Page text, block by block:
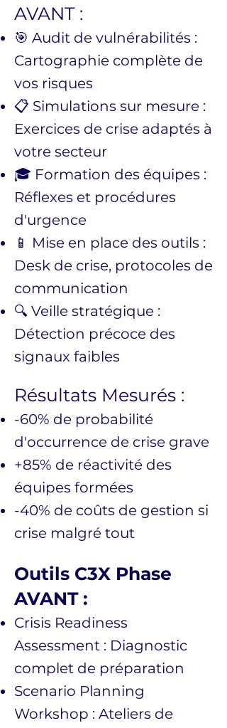
AVANT :
🎯 Audit de vulnérabilités :
Cartographie complète de
vos risques
📋 Simulations sur mesure :
Exercices de crise adaptés à
votre secteur
🎓 Formation des équipes :
Réflexes et procédures
d'urgence
📱 Mise en place des outils :
Desk de crise, protocoles de
communication
🔍 Veille stratégique :
Détection précoce des
signaux faibles
Résultats Mesurés :
-60% de probabilité
d'occurrence de crise grave
+85% de réactivité des
équipes formées
-40% de coûts de gestion si
crise malgré tout
Outils C3X Phase
AVANT :
Crisis Readiness
Assessment : Diagnostic
complet de préparation
Scenario Planning
Workshop : Ateliers de